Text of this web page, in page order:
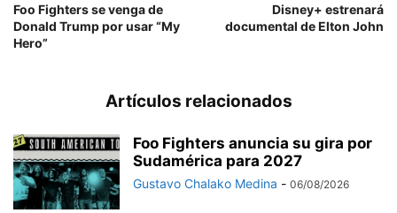
Foo Fighters se venga de
Donald Trump por usar “My
Hero”
Disney+ estrenará
documental de Elton John
Artículos relacionados
Foo Fighters anuncia su gira por
Sudamérica para 2027
Gustavo Chalako Medina - 06/08/2026